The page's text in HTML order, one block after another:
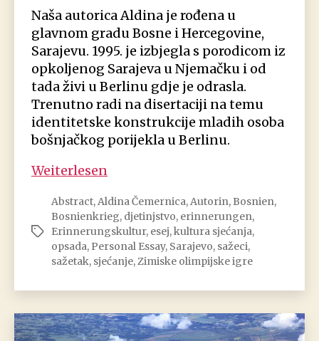
Naša autorica Aldina je rođena u
glavnom gradu Bosne i Hercegovine,
Sarajevu. 1995. je izbjegla s porodicom iz
opkoljenog Sarajeva u Njemačku i od
tada živi u Berlinu gdje je odrasla.
Trenutno radi na disertaciji na temu
identitetske konstrukcije mladih osoba
bošnjačkog porijekla u Berlinu.
Weiterlesen
Djetinjstvo
u
opkoljenom
Sarajevu
Schlagwörter
Abstract,Aldina Čemernica,Autorin, Bosnien,
Bosnienkrieg, djetinjstvo, erinnerungen,
Erinnerungskultur, esej,kultura sjećanja,
opsada, Personal Essay, Sarajevo, sažeci,
sažetak, sjećanje,Zimiske olimpijske igre